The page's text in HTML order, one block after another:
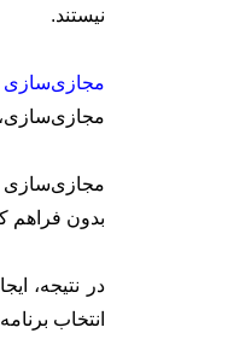
نیستند.
مجازی‌سازی
مجازی‌سازی،
مجازی‌سازی
بدون فراهم
در نتیجه،
انتخاب